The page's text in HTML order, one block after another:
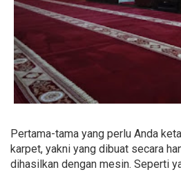
Pertama-tama yang perlu Anda
karpet, yakni yang dibuat secara
dihasilkan dengan mesin. Seperti